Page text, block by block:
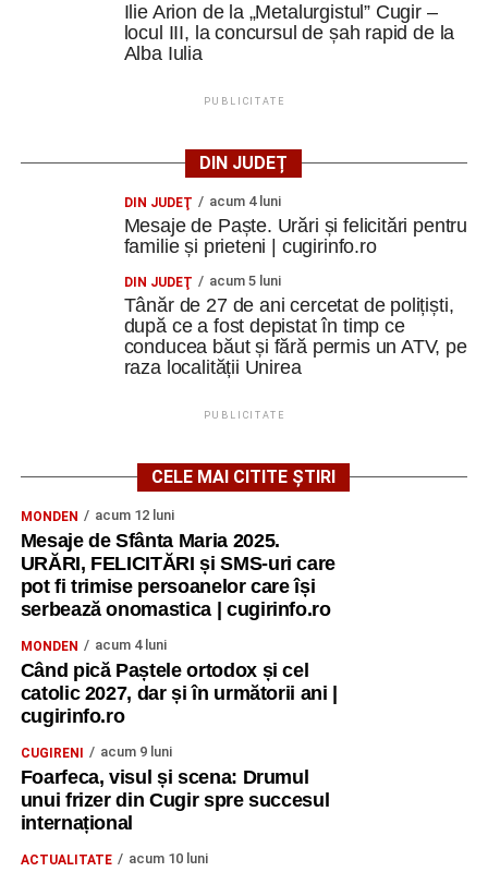
Ilie Arion de la „Metalurgistul” Cugir –
locul III, la concursul de șah rapid de la
Alba Iulia
PUBLICITATE
DIN JUDEȚ
DIN JUDEŢ acum 4 luni
Mesaje de Paște. Urări și felicitări pentru
familie și prieteni | cugirinfo.ro
DIN JUDEŢ acum 5 luni
Tânăr de 27 de ani cercetat de polițiști,
după ce a fost depistat în timp ce
conducea băut și fără permis un ATV, pe
raza localității Unirea
PUBLICITATE
CELE MAI CITITE ȘTIRI
MONDEN acum 12 luni
Mesaje de Sfânta Maria 2025.
URĂRI, FELICITĂRI și SMS-uri care
pot fi trimise persoanelor care își
serbează onomastica | cugirinfo.ro
MONDEN acum 4 luni
Când pică Paștele ortodox și cel
catolic 2027, dar și în următorii ani |
cugirinfo.ro
CUGIRENI acum 9 luni
Foarfeca, visul și scena: Drumul
unui frizer din Cugir spre succesul
internațional
ACTUALITATE acum 10 luni